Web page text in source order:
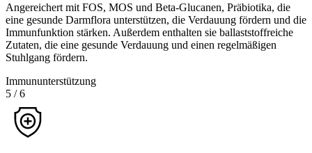
Angereichert mit FOS, MOS und Beta-Glucanen, Präbiotika, die
eine gesunde Darmflora unterstützen, die Verdauung fördern und die
Immunfunktion stärken. Außerdem enthalten sie ballaststoffreiche
Zutaten, die eine gesunde Verdauung und einen regelmäßigen
Stuhlgang fördern.
Immununterstützung
5 /6